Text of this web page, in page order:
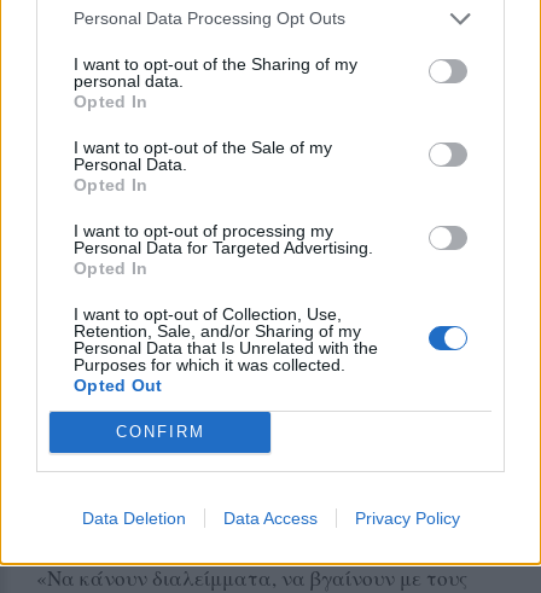
Personal Data Processing Opt Outs
I want to opt-out of the Sharing of my
personal data.
Opted In
I want to opt-out of the Sale of my
Personal Data.
Opted In
I want to opt-out of processing my
Personal Data for Targeted Advertising.
Opted In
I want to opt-out of Collection, Use,
Retention, Sale, and/or Sharing of my
Personal Data that Is Unrelated with the
Purposes for which it was collected.
Opted Out
CONFIRM
Data Deletion Data Access Privacy Policy
Η Στεφανία συνέχισε όλη τη χρονιά το μπαλέτο.
«Ήταν η μόνη ώρα που δεν σκεφτόμουν τα
μαθήματα», λέει, εξηγώντας πως αυτή η
της ισορροπία.
Ρωτήθηκαν ποια συμβουλή θα έδιναν στους
είχαν κοινό παρονομαστή.
«Κουράγιο. Είναι μια δύσκολη χρονιά και
χρειάζεται επιμονή», λέει η Στεφανία.
Η Φωτεινή συμπληρώνει πως είναι σημαντικό να
αγαπούν.
«Να κάνουν διαλείμματα, να βγαίνουν με τους